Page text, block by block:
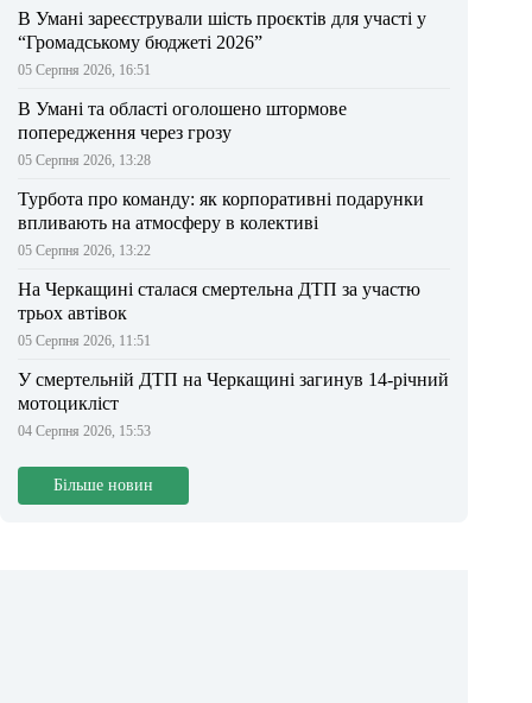
В Умані зареєстрували шість проєктів для участі у
“Громадському бюджеті 2026”
05 Серпня 2026, 16:51
В Умані та області оголошено штормове
попередження через грозу
05 Серпня 2026, 13:28
Турбота про команду: як корпоративні подарунки
впливають на атмосферу в колективі
05 Серпня 2026, 13:22
На Черкащині сталася смертельна ДТП за участю
трьох автівок
05 Серпня 2026, 11:51
У смертельній ДТП на Черкащині загинув 14-річний
мотоцикліст
04 Серпня 2026, 15:53
Більше новин